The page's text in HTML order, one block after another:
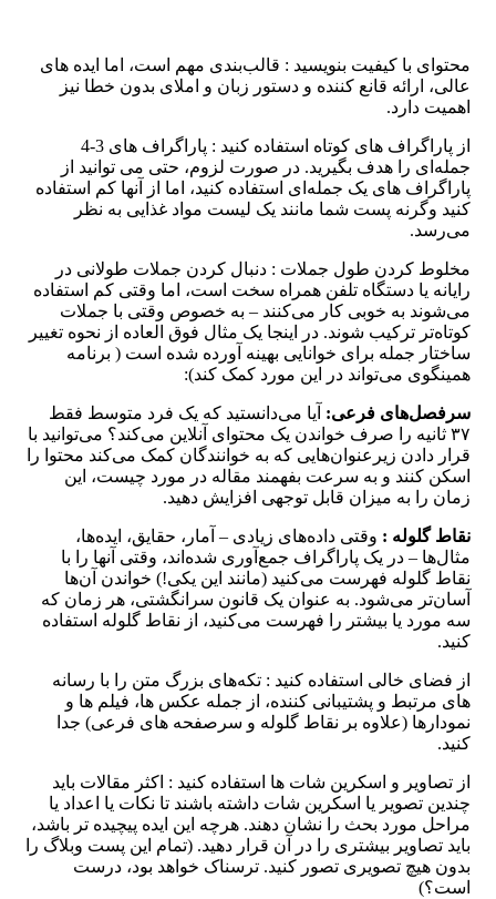
محتوای با کیفیت بنویسید : قالب‌بندی مهم است، اما ایده های
عالی، ارائه قانع کننده و دستور زبان و املای بدون خطا نیز
اهمیت دارد.
از پاراگراف های کوتاه استفاده کنید : پاراگراف های 3-4
جمله‌ای را هدف بگیرید. در صورت لزوم، حتی می توانید از
پاراگراف های یک جمله‌ای استفاده کنید، اما از آنها کم استفاده
کنید وگرنه پست شما مانند یک لیست مواد غذایی به نظر
می‌رسد.
مخلوط کردن طول جملات : دنبال کردن جملات طولانی در
رایانه یا دستگاه تلفن همراه سخت است، اما وقتی کم استفاده
می‌شوند به خوبی کار می‌کنند – به خصوص وقتی با جملات
کوتاه‌تر ترکیب شوند. در اینجا یک مثال فوق العاده از نحوه تغییر
ساختار جمله برای خوانایی بهینه آورده شده است ( برنامه
همینگوی می‌تواند در این مورد کمک کند):
سرفصل‌های فرعی‌: آیا می‌دانستید که یک فرد متوسط ​​فقط
۳۷ ثانیه را صرف خواندن یک محتوای آنلاین می‌کند؟ می‌توانید با
قرار دادن زیرعنوان‌هایی که به خوانندگان کمک می‌کند محتوا را
اسکن کنند و به سرعت بفهمند مقاله در مورد چیست، این
زمان را به میزان قابل توجهی افزایش دهید.
نقاط گلوله : وقتی داده‌های زیادی – آمار، حقایق، ایده‌ها،
مثال‌ها – در یک پاراگراف جمع‌آوری شده‌اند، وقتی آنها را با
نقاط گلوله فهرست می‌کنید (مانند این یکی!) خواندن آن‌ها
آسان‌تر می‌شود. به عنوان یک قانون سرانگشتی، هر زمان که
سه مورد یا بیشتر را فهرست می‌کنید، از نقاط گلوله استفاده
کنید.
از فضای خالی استفاده کنید : تکه‌های بزرگ متن را با رسانه
های مرتبط و پشتیبانی کننده، از جمله عکس ها، فیلم ها و
نمودارها (علاوه بر نقاط گلوله و سرصفحه های فرعی) جدا
کنید.
از تصاویر و اسکرین شات ها استفاده کنید : اکثر مقالات باید
چندین تصویر یا اسکرین شات داشته باشند تا نکات یا اعداد یا
مراحل مورد بحث را نشان دهند. هرچه این ایده پیچیده تر باشد،
باید تصاویر بیشتری را در آن قرار دهید. (تمام این پست وبلاگ را
بدون هیچ تصویری تصور کنید. ترسناک خواهد بود، درست
است؟)